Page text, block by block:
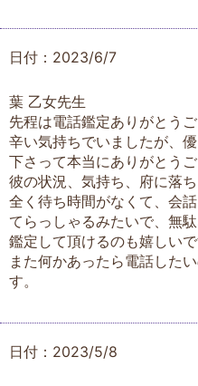
日付：2023/6/7
葉 乙女先生
先程は電話鑑定ありがとうご
辛い気持ちでいましたが、
下さって本当にありがとうご
彼の状況、気持ち、府に落ち
全く待ち時間がなくて、会
てらっしゃるみたいで、無
鑑定して頂けるのも嬉しいで
また何かあったら電話した
す。
日付：2023/5/8